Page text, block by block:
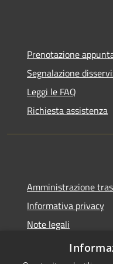
Prenotazione
Segnalazione
Leggi le FAQ
Richiesta assistenza
Amministrazione
Informativa privacy
Note legali
Dichiarazione di